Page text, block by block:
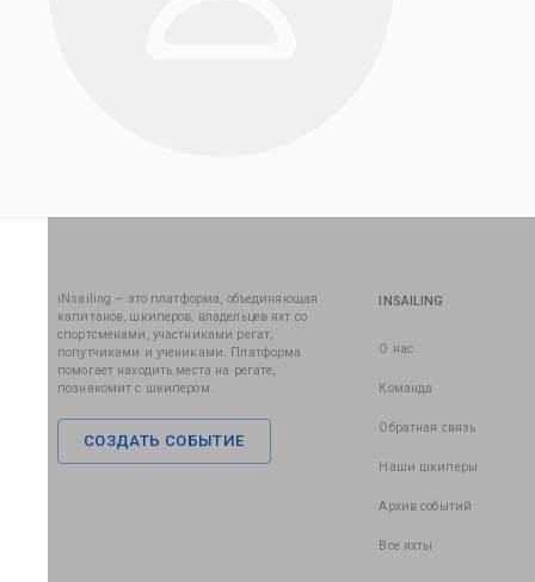
iNsailing – это платформа, объединяющая
капитанов, шкиперов, владельцев яхт со
спортсменами, участниками регат,
попутчиками и учениками. Платформа
помогает находить места на регате,
познакомит с шкипером.
СОЗДАТЬ СОБЫТИЕ
INSAILING
О нас
Команда
Обратная связь
Наши шкиперы
Архив событий
Все яхты